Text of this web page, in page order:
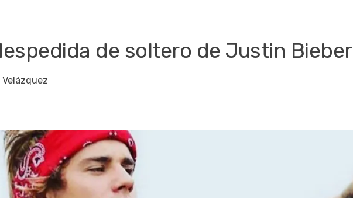
de soltero de Justin Bieber
Velázquez